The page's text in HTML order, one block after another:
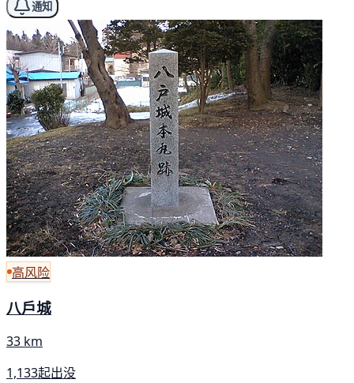
通知
高风险
八戶城
33 km
1,133起出没